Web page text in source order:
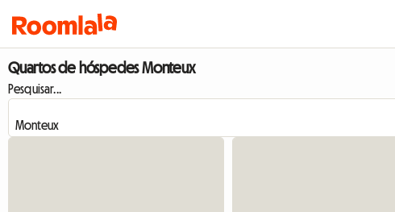
Quartos de hóspedes Monteux
Pesquisar...